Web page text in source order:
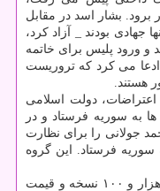
برود. بشار اسد در مقابل
جهادی بودند _ آزاد کرد،
ورود پلیس برای خاتمه
می کرد که تروریست
هستند.
اعتراضات، دولت اسلامی
به سوریه فرستاد و در
جولانی را برای نظارت
فرستاد. این گروه
این کتاب با ۱۱۰ صفحه مصور، شمارگان هزار و ۱۰۰ نسخه و قیمت